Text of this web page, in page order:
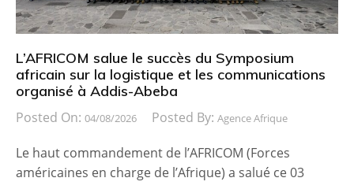
L’AFRICOM salue le succès du Symposium
africain sur la logistique et les communications
organisé à Addis-Abeba
Posted On: 04/08/2026 Posted By: Agence Afrique
Le haut commandement de l’AFRICOM (Forces
américaines en charge de l’Afrique) a salué ce 03